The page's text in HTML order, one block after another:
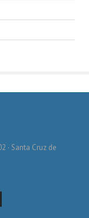
· Santa Cruz de